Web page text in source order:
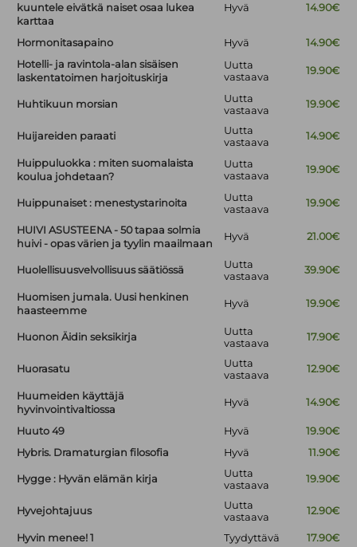
kuuntele eivätkä naiset osaa lukea
karttaa
Hyvä 14.90€
Hormonitasapaino Hyvä
14.90€
Hotelli- ja ravintola-alan sisäisen
laskentatoimen harjoituskirja
Uutta
vastaava
19.90€
Huhtikuun morsian
Uutta
vastaava
19.90€
Huijareiden paraati
Uutta
vastaava
14.90€
Huippuluokka : miten suomalaista
koulua johdetaan?
Uutta
vastaava
19.90€
Huippunaiset : menestystarinoita
Uutta
vastaava
19.90€
HUIVI ASUSTEENA - 50 tapaa solmia
huivi - opas värien ja tyylin maailmaan
Hyvä 21.00€
Huolellisuusvelvollisuus säätiössä
Uutta
vastaava
39.90€
Huomisen jumala. Uusi henkinen
haasteemme
Hyvä 19.90€
Huonon Äidin seksikirja
Uutta
vastaava
17.90€
Huorasatu
Uutta
vastaava
12.90€
Huumeiden käyttäjä
hyvinvointivaltiossa
Hyvä 14.90€
Huuto 49 Hyvä
19.90€
Hybris. Dramaturgian filosofia
Hyvä 11.90€
Hygge : Hyvän elämän kirja
Uutta
vastaava
19.90€
Hyvejohtajuus
Uutta
vastaava
12.90€
Hyvin menee! 1 Tyydyttävä 17.90€